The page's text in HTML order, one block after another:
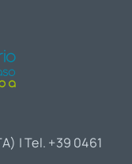
| Tel. +39 0461